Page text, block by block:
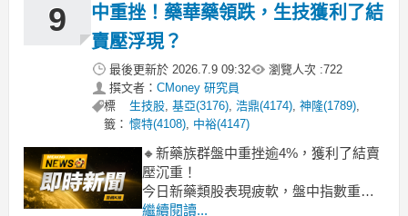
美國市場銷售
9
中重挫！藥華藥領跌，生技獲利了結
賣壓浮現？
最後更新於 2026.7.9 09:32 瀏覽人次 :722
撰文者： CMoney 研究員
標
籤：
生技股,基亞(3176),浩鼎(4174),神隆(1789),
懷特(4108), 中裕(4147)
🔸新藥族群盤中重挫逾4%，獲利了結賣
壓沉重！
今日新藥類股表現疲軟，盤中指數重挫
4.11%，顯示族群整體賣壓偏重。觀察盤
繼續閱讀...